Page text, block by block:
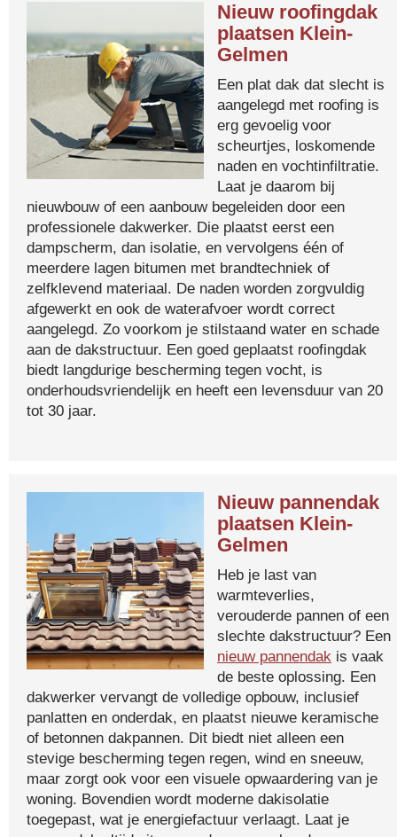
Nieuw roofingdak
plaatsen Klein-
Gelmen
Een plat dak dat slecht is
aangelegd met roofing is
erg gevoelig voor
scheurtjes, loskomende
naden en vochtinfiltratie.
Laat je daarom bij
nieuwbouw of een aanbouw begeleiden door een
professionele dakwerker. Die plaatst eerst een
dampscherm, dan isolatie, en vervolgens één of
meerdere lagen bitumen met brandtechniek of
zelfklevend materiaal. De naden worden zorgvuldig
afgewerkt en ook de waterafvoer wordt correct
aangelegd. Zo voorkom je stilstaand water en schade
aan de dakstructuur. Een goed geplaatst roofingdak
biedt langdurige bescherming tegen vocht, is
onderhoudsvriendelijk en heeft een levensduur van 20
tot 30 jaar.
Nieuw pannendak
plaatsen Klein-
Gelmen
Heb je last van
warmteverlies,
verouderde pannen of een
slechte dakstructuur? Een
nieuw pannendak is vaak
de beste oplossing. Een
dakwerker vervangt de volledige opbouw, inclusief
panlatten en onderdak, en plaatst nieuwe keramische
of betonnen dakpannen. Dit biedt niet alleen een
stevige bescherming tegen regen, wind en sneeuw,
maar zorgt ook voor een visuele opwaardering van je
woning. Bovendien wordt moderne dakisolatie
toegepast, wat je energiefactuur verlaagt. Laat je